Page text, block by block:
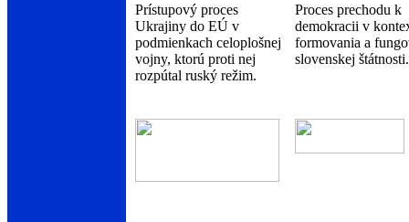
Prístupový proces
Ukrajiny do EÚ v
podmienkach celoplošnej
vojny, ktorú proti nej
rozpútal ruský režim.
Proces prechodu k
demokracii v
formovania a
slovenskej štátnosti.